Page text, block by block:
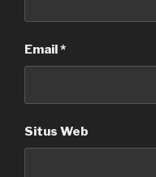
Email*
Situs Web